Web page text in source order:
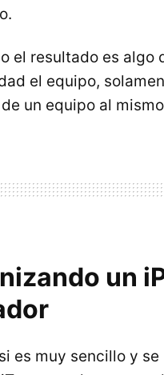
el resultado es
el equipo,
un equipo al
un
es muy sencillo y